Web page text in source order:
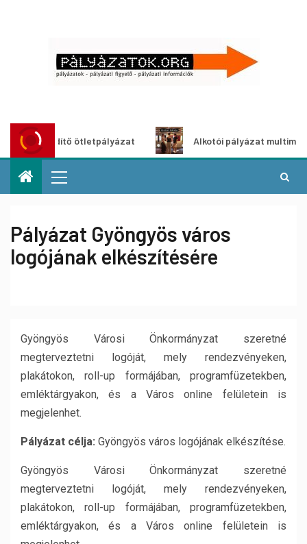
ötletpályázat Alkotói pályázat multimédia-
Pályázat Gyöngyös város
logójának elkészítésére
Gyöngyös Városi Önkormányzat szeretné
megterveztetni logóját, mely rendezvényeken,
plakátokon, roll-up formájában, programfüzetekben,
emléktárgyakon, és a Város online felületein is
megjelenhet.
Pályázat célja: Gyöngyös város logójának elkészítése.
Gyöngyös Városi Önkormányzat szeretné
megterveztetni logóját, mely rendezvényeken,
plakátokon, roll-up formájában, programfüzetekben,
emléktárgyakon, és a Város online felületein is